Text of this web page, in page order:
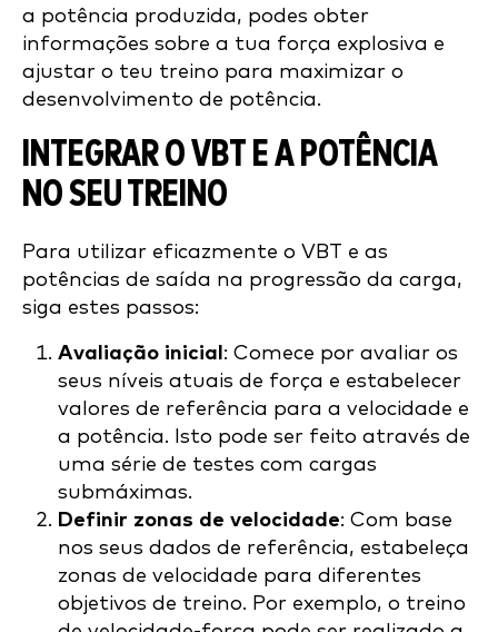
a potência produzida, podes obter
informações sobre a tua força explosiva e
ajustar o teu treino para maximizar o
desenvolvimento de potência.
INTEGRAR O VBT E A POTÊNCIA
NO SEU TREINO
Para utilizar eficazmente o VBT e as
potências de saída na progressão da carga,
siga estes passos:
Avaliação inicial : Comece por avaliar os
seus níveis atuais de força e estabelecer
valores de referência para a velocidade e
a potência. Isto pode ser feito através de
uma série de testes com cargas
submáximas.
Definir zonas de velocidade: Com base
nos seus dados de referência, estabeleça
zonas de velocidade para diferentes
objetivos de treino. Por exemplo, o treino